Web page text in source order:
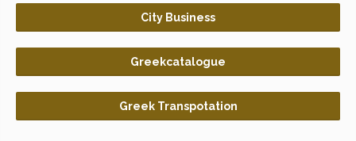
City Business
Greekcatalogue
Greek Transpotation